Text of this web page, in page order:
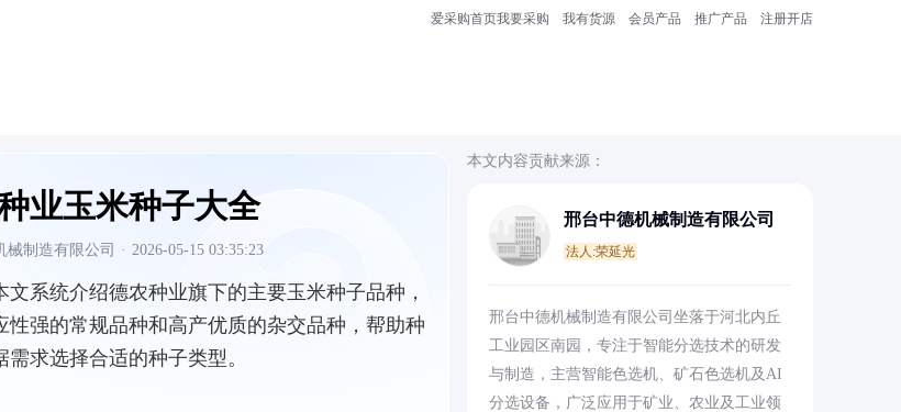
爱采购首页我要采购 我有货源 会员产品 推广产品 注册开店
业玉米种子大全
械制造有限公司 · 2026-05-15 03:35:23
文系统介绍德农种业旗下的主要玉米种子品种，
性强的常规品种和高产优质的杂交品种，帮助种
需求选择合适的种子类型。
本文内容贡献来源：
邢台中德机械制造有限公司
法人:荣延光
邢台中德机械制造有限公司坐落于河北内丘
工业园区南园，专注于智能分选技术的研发
与制造，主营智能色选机、矿石色选机及AI
分选设备，广泛应用于矿业、农业及工业领